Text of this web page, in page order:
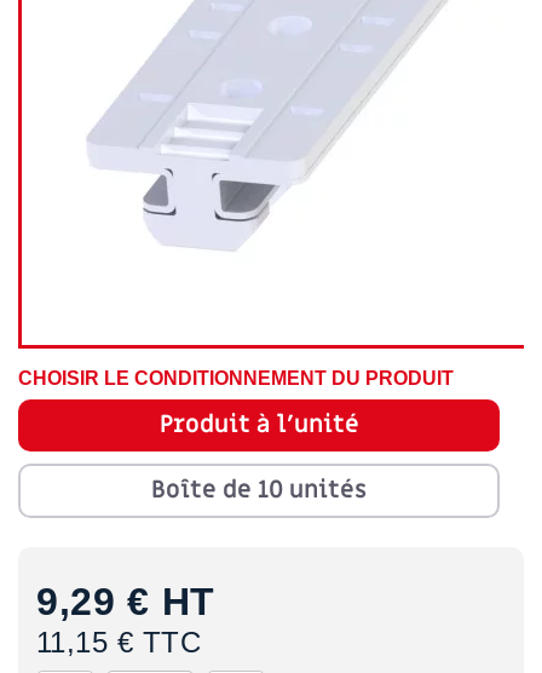
CHOISIR LE CONDITIONNEMENT DU PRODUIT
Produit à l'unité
Boîte de 10 unités
9,29 € HT
11,15 € TTC